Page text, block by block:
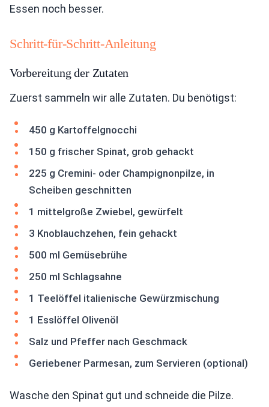
Essen noch besser.
Schritt-für-Schritt-Anleitung
Vorbereitung der Zutaten
Zuerst sammeln wir alle Zutaten. Du benötigst:
450 g Kartoffelgnocchi
150 g frischer Spinat, grob gehackt
225 g Cremini- oder Champignonpilze, in
Scheiben geschnitten
1 mittelgroße Zwiebel, gewürfelt
3 Knoblauchzehen, fein gehackt
500 ml Gemüsebrühe
250 ml Schlagsahne
1 Teelöffel italienische Gewürzmischung
1 Esslöffel Olivenöl
Salz und Pfeffer nach Geschmack
Geriebener Parmesan, zum Servieren (optional)
Wasche den Spinat gut und schneide die Pilze.